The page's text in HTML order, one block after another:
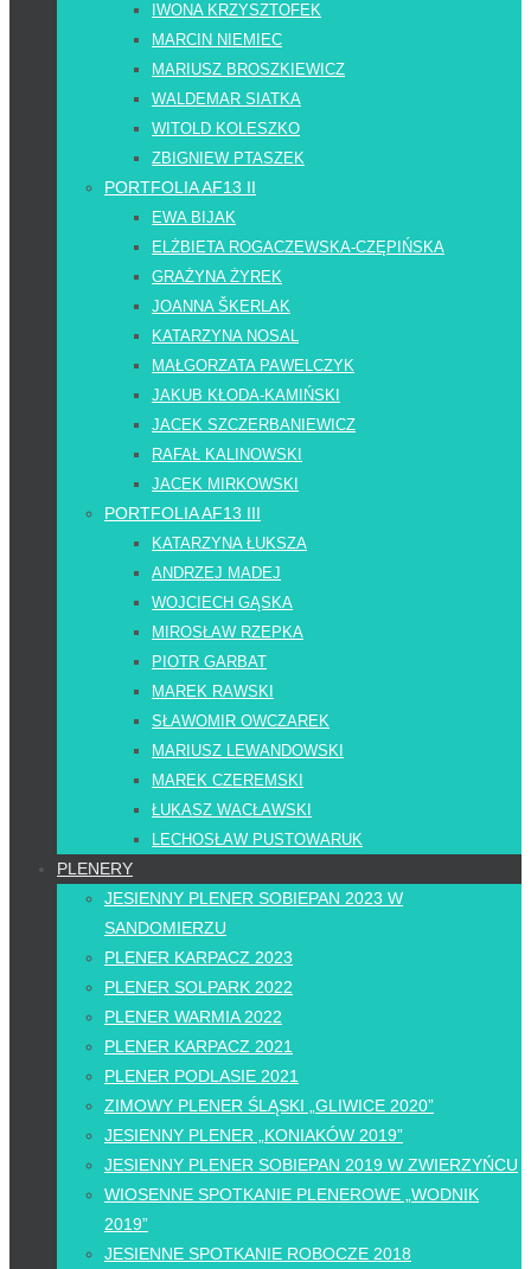
IWONA KRZYSZTOFEK
MARCIN NIEMIEC
MARIUSZ BROSZKIEWICZ
WALDEMAR SIATKA
WITOLD KOLESZKO
ZBIGNIEW PTASZEK
PORTFOLIA AF13 II
EWA BIJAK
ELŻBIETA ROGACZEWSKA-CZĘPIŃSKA
GRAŻYNA ŻYREK
JOANNA ŠKERLAK
KATARZYNA NOSAL
MAŁGORZATA PAWELCZYK
JAKUB KŁODA-KAMIŃSKI
JACEK SZCZERBANIEWICZ
RAFAŁ KALINOWSKI
JACEK MIRKOWSKI
PORTFOLIA AF13 III
KATARZYNA ŁUKSZA
ANDRZEJ MADEJ
WOJCIECH GĄSKA
MIROSŁAW RZEPKA
PIOTR GARBAT
MAREK RAWSKI
SŁAWOMIR OWCZAREK
MARIUSZ LEWANDOWSKI
MAREK CZEREMSKI
ŁUKASZ WACŁAWSKI
LECHOSŁAW PUSTOWARUK
PLENERY
JESIENNY PLENER SOBIEPAN 2023 W
SANDOMIERZU
PLENER KARPACZ 2023
PLENER SOLPARK 2022
PLENER WARMIA 2022
PLENER KARPACZ 2021
PLENER PODLASIE 2021
ZIMOWY PLENER ŚLĄSKI „GLIWICE 2020”
JESIENNY PLENER „KONIAKÓW 2019”
JESIENNY PLENER SOBIEPAN 2019 W ZWIERZYŃCU
WIOSENNE SPOTKANIE PLENEROWE „WODNIK
2019”
JESIENNE SPOTKANIE ROBOCZE 2018